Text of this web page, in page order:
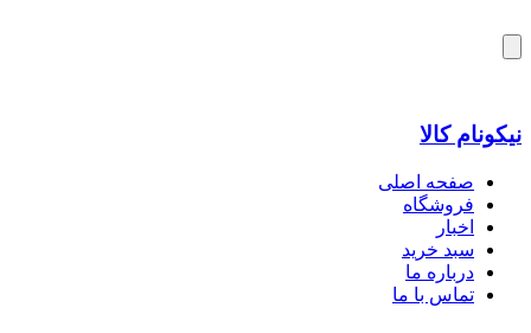
نیکونام کالا
صفحه اصلی
فروشگاه
اخبار
سبد خرید
درباره ما
تماس با ما